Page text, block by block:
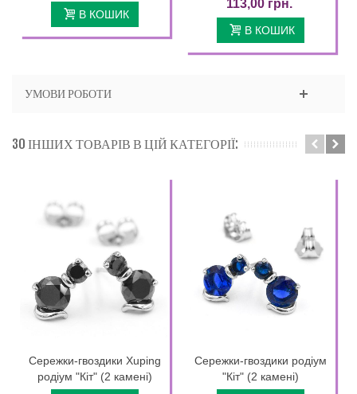
В КОШИК
113,00 грн.
В КОШИК
УМОВИ РОБОТИ
30 ІНШИХ ТОВАРІВ В ЦІЙ КАТЕГОРІЇ:
Сережки-гвоздики Xuping
родіум "Кіт" (2 камені)
Сережки-гвоздики родіум
"Кіт" (2 камені)